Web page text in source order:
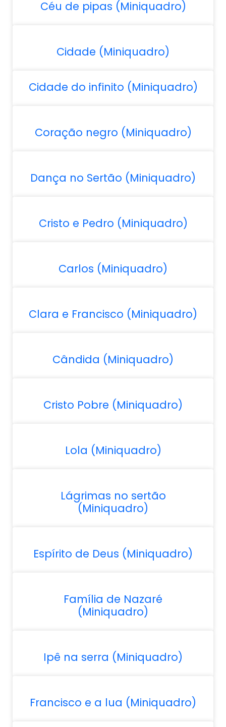
Céu de pipas (Miniquadro)
Cidade (Miniquadro)
Cidade do infinito (Miniquadro)
Coração negro (Miniquadro)
Dança no Sertão (Miniquadro)
Cristo e Pedro (Miniquadro)
Carlos (Miniquadro)
Clara e Francisco (Miniquadro)
Cândida (Miniquadro)
Cristo Pobre (Miniquadro)
Lola (Miniquadro)
Lágrimas no sertão
(Miniquadro)
Espírito de Deus (Miniquadro)
Família de Nazaré
(Miniquadro)
Ipê na serra (Miniquadro)
Francisco e a lua (Miniquadro)